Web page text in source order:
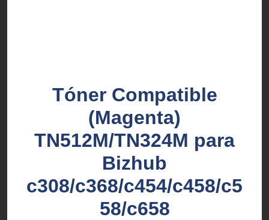
Tóner Compatible
(Magenta)
TN512M/TN324M para
Bizhub
c308/c368/c454/c458/c5
58/c658